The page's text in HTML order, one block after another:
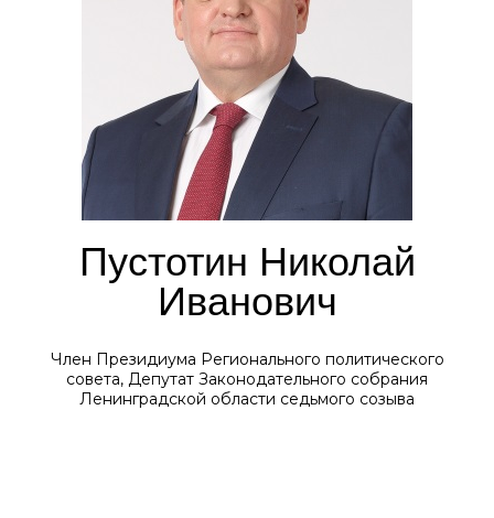
Пустотин Николай
Иванович
Член Президиума Регионального политического
совета, Депутат Законодательного собрания
Ленинградской области седьмого созыва